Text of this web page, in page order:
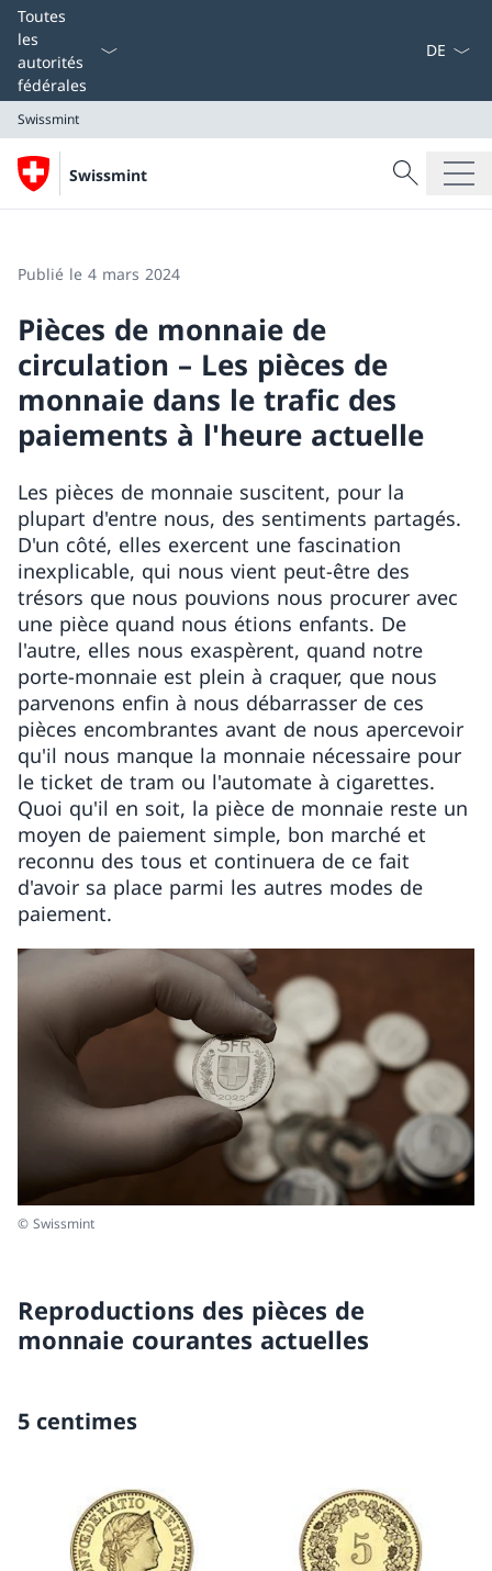
Toutes
les
autorités
fédérales
Swissmint
Swissmint
Recherche
Recherche
Publié le 4 mars 2024
Pièces de monnaie de
circulation – Les pièces de
monnaie dans le trafic des
paiements à l'heure actuelle
Les pièces de monnaie suscitent, pour la
plupart d'entre nous, des sentiments partagés.
D'un côté, elles exercent une fascination
inexplicable, qui nous vient peut-être des
trésors que nous pouvions nous procurer avec
une pièce quand nous étions enfants. De
l'autre, elles nous exaspèrent, quand notre
porte-monnaie est plein à craquer, que nous
parvenons enfin à nous débarrasser de ces
pièces encombrantes avant de nous apercevoir
qu'il nous manque la monnaie nécessaire pour
le ticket de tram ou l'automate à cigarettes.
Quoi qu'il en soit, la pièce de monnaie reste un
moyen de paiement simple, bon marché et
reconnu des tous et continuera de ce fait
d'avoir sa place parmi les autres modes de
paiement.
© Swissmint
Reproductions des pièces de
monnaie courantes actuelles
5 centimes